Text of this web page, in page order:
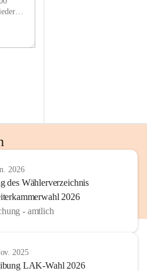
Prigglitz, Neunkirchen, Niederösterreich, AUT
2026
des Wählerverzeichnis
2026
- amtlich
2025
LAK-Wahl 2026